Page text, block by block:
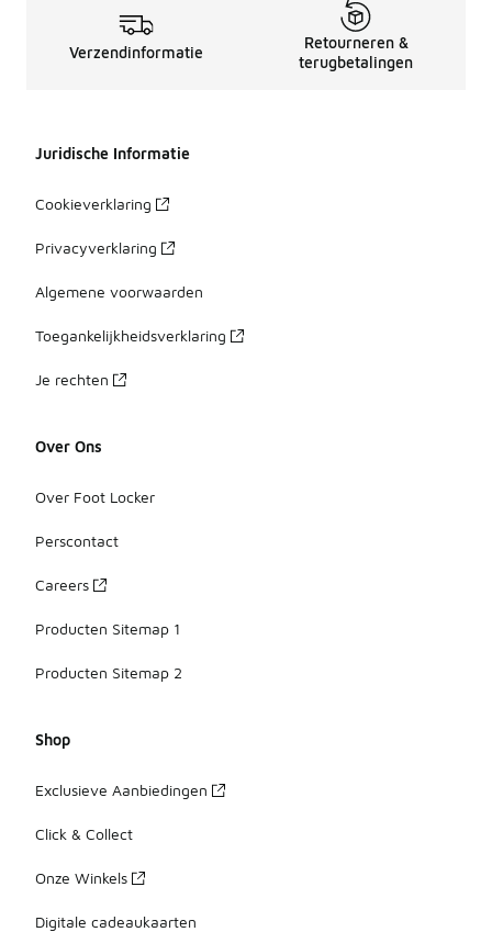
Verzendinformatie
Retourneren &
terugbetalingen
Juridische Informatie
Cookieverklaring
Privacyverklaring
Algemene voorwaarden
Toegankelijkheidsverklaring
Je rechten
Over Ons
Over Foot Locker
Perscontact
Careers
Producten Sitemap 1
Producten Sitemap 2
Shop
Exclusieve Aanbiedingen
Click & Collect
Onze Winkels
Digitale cadeaukaarten